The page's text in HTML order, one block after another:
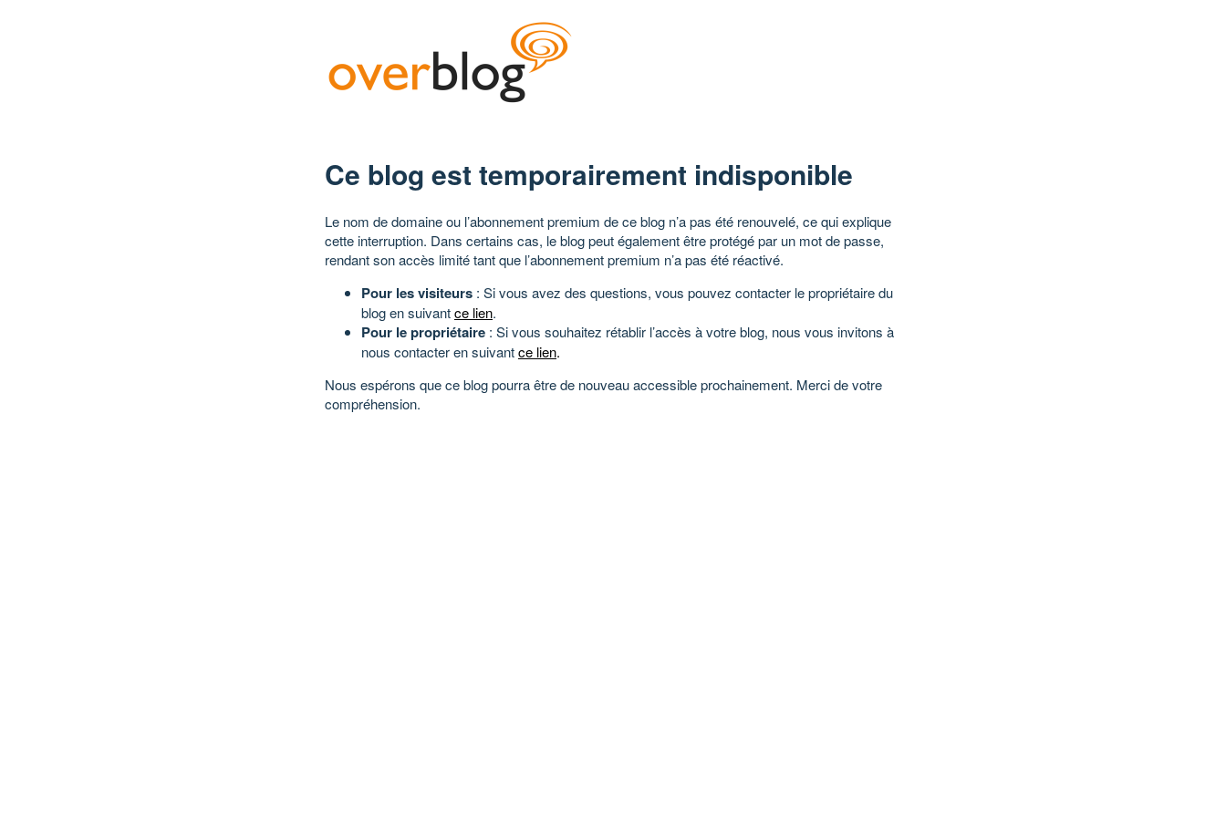
Ce blog est temporairement indisponible
Le nom de domaine ou l’abonnement premium de ce blog n’a pas été renouvelé, ce qui explique
cette interruption. Dans certains cas, le blog peut également être protégé par un mot de passe,
rendant son accès limité tant que l’abonnement premium n’a pas été réactivé.
Pour les visiteurs : Si vous avez des questions, vous pouvez contacter le propriétaire du
blog en suivantce lien.
Pour le propriétaire : Si vous souhaitez rétablir l’accès à votre blog, nous vous invitons à
nous contacter en suivantce lien.
Nous espérons que ce blog pourra être de nouveau accessible prochainement. Merci de votre
compréhension.